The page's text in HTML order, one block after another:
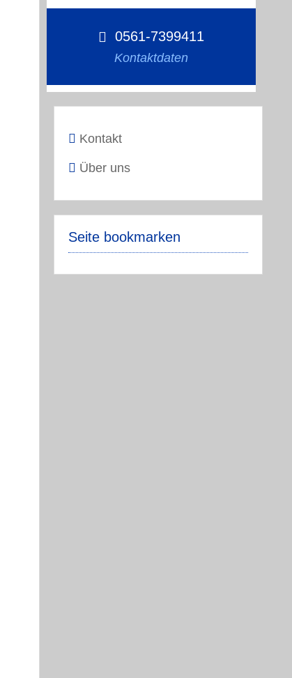
0561-7399411
Kontaktdaten
Kontakt
Über uns
Seite bookmarken